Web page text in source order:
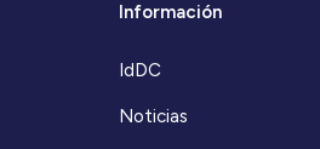
Información
IdDC
Noticias